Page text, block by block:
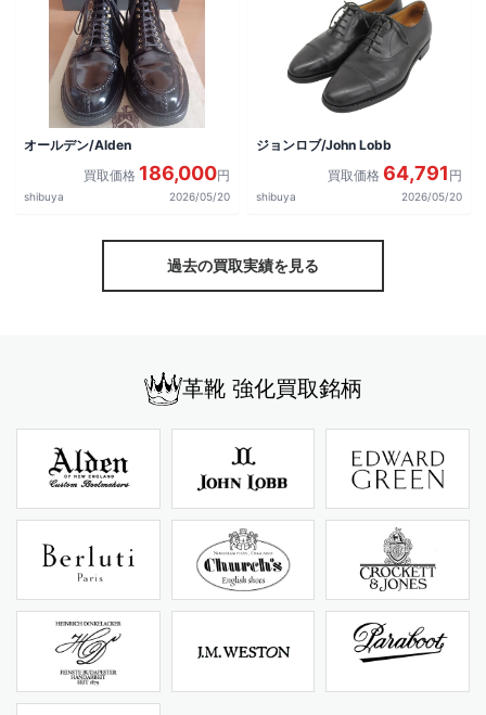
オールデン/Alden
買取価格 186,000円
shibuya 2026/05/20
ジョンロブ/John Lobb
買取価格 64,791 円
shibuya 2026/05/20
過去の買取実績を見る
革靴 強化買取銘柄